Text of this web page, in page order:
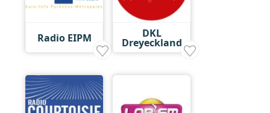
Radio EIPM DKL
Dreyeckland